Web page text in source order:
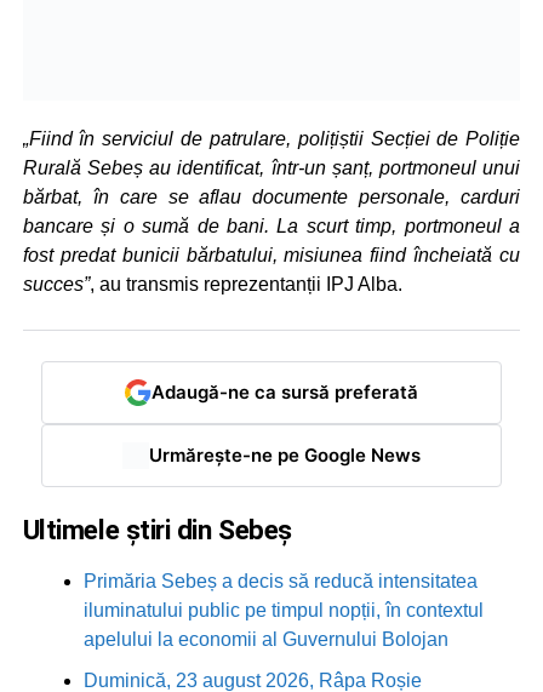
„Fiind în serviciul de patrulare, polițiștii Secției de Poliție
Rurală Sebeș au identificat, într-un șanț, portmoneul unui
bărbat, în care se aflau documente personale, carduri
bancare și o sumă de bani. La scurt timp, portmoneul a
fost predat bunicii bărbatului, misiunea fiind încheiată cu
succes”, au transmis reprezentanții IPJ Alba.
Adaugă-ne ca sursă preferată
Urmărește-ne pe Google News
Ultimele știri din Sebeș
Primăria Sebeș a decis să reducă intensitatea
iluminatului public pe timpul nopții, în contextul
apelului la economii al Guvernului Bolojan
Duminică, 23 august 2026, Râpa Roșie